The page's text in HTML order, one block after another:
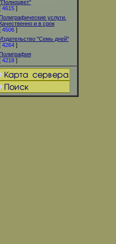
4615]
Полиграфические услуги.
Качественно и в срок
4506]
Издательство "Семь дней"
4264]
Полиграфия
4218]